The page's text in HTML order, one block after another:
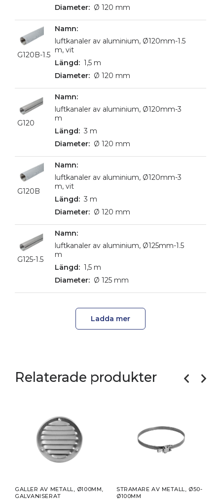
Ø 120 mm
G120B-1.5
luftkanaler av aluminium, Ø120mm-1.5
m, vit
1,5 m
Ø 120 mm
G120
luftkanaler av aluminium, Ø120mm-3
m
3 m
Ø 120 mm
G120B
luftkanaler av aluminium, Ø120mm-3
m, vit
3 m
Ø 120 mm
G125-1.5
luftkanaler av aluminium, Ø125mm-1.5
m
1,5 m
Ø 125 mm
Ladda mer
Relaterade produkter
GALLER AV METALL, Ø100MM,
GALVANISERAT
STRAMARE AV METALL, Ø50-
Ø100MM